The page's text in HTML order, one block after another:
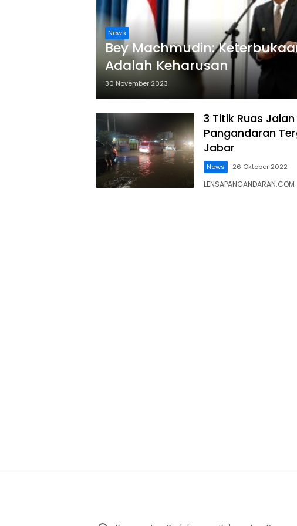
News
Bey Machmudin:
Adalah Keharusan
30 November 2023
3 Titik Ruas
Pangandaran
Jabar
News 26 Oktober 2022